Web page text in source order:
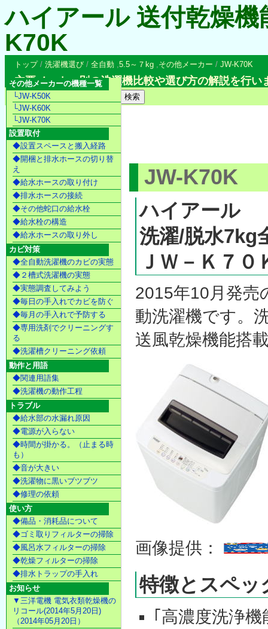
ハイアール 送付乾燥
K70K
トップ/ 洗濯機選び / 全自動 ,5.5～７kg ,その他メーカー / JW-K70K
主要メーカー別の洗濯機比較や選び方の解説を行い
JW-K70K
ハイアール
洗濯/脱水7kg
ＪＷ－Ｋ７０
2015年10月発売
動洗濯機です。
送風乾燥機能搭
画像提供：
特徴とスペッ
｢高濃度洗浄
その他メーカーの機種一覧
└JW-K50K
└JW-K60K
└JW-K70K
設置取付
◆設置スペースと搬入経路
◆開梱と排水ホースの切り替
え
◆給水ホースの取り付け
◆排水ホースの接続
◆その他蛇口の給水栓
◆給水栓の構造
◆給水ホースの取り外し
カビ対策
◆全自動洗濯機のカビの実態
◆２槽式洗濯機の実態
◆実態調査してみよう
◆毎日の手入れでカビを防ぐ
◆毎月の手入れで予防する
◆専用洗剤でクリーニングす
る
◆洗濯槽クリーニング依頼
動作と用語
◆関連用語集
◆洗濯機の動作工程
トラブル
◆給水部の水漏れ原因
◆電源が入らない
◆時間が掛かる。（止まる時
も）
◆音が大きい
◆洗濯物に黒いブツブツ
◆修理の依頼
使い方
◆備品・消耗品について
◆ゴミ取りフィルターの掃除
◆風呂水フィルターの掃除
◆乾燥フィルターの掃除
◆排水トラップの手入れ
お知らせ
▼三洋電機 電気衣類乾燥機の
リコール(2014年5月20日)
（2014年05月20日）